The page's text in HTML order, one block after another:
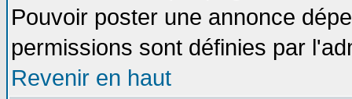
Pouvoir poster une annonce
permissions sont définies par
Revenir en haut